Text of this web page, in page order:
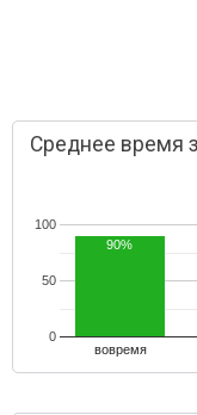
Среднее время
вовремя
0
50
100
90%